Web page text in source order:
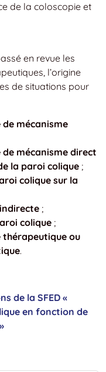
de la coloscopie et
en revue les
l’origine
de situations pour
mécanisme
mécanisme direct
la paroi colique ;
colique sur la
;
colique ;
thérapeutique ou
.
de la SFED «
en fonction de